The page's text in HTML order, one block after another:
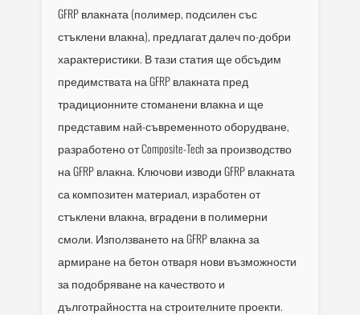
GFRP влакната (полимер, подсилен със
стъклени влакна), предлагат далеч по-добри
характеристики. В тази статия ще обсъдим
предимствата на GFRP влакната пред
традиционните стоманени влакна и ще
представим най-съвременното оборудване,
разработено от Composite-Tech за производство
на GFRP влакна. Ключови изводи GFRP влакната
са композитен материал, изработен от
стъклени влакна, вградени в полимерни
смоли. Използването на GFRP влакна за
армиране на бетон отваря нови възможности
за подобряване на качеството и
дълготрайността на строителните проекти.